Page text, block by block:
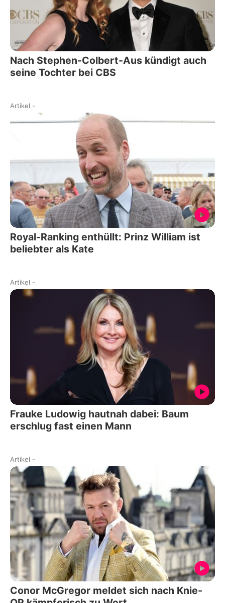
Nach Stephen-Colbert-Aus kündigt auch
seine Tochter bei CBS
Artikel -
Royal-Ranking enthüllt: Prinz William ist
beliebter als Kate
Artikel -
Frauke Ludowig hautnah dabei: Baum
erschlug fast einen Mann
Artikel -
Conor McGregor meldet sich nach Knie-